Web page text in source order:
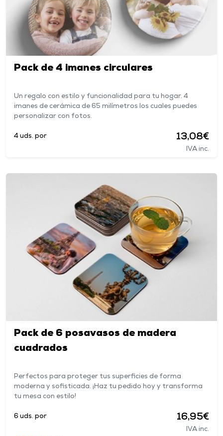
Pack de 4 imanes circulares
Un regalo con estilo y funcionalidad para tu hogar. 4
imanes de cerámica de 65 milímetros los cuales puedes
personalizar con fotos.
4 uds. por 13,08€
IVA inc.
Pack de 6 posavasos de madera
cuadrados
Perfectos para proteger tus superficies de forma
moderna y sofisticada. ¡Haz tu pedido hoy y transforma
tu mesa con estilo!
6 uds. por 16,95€
IVA inc.